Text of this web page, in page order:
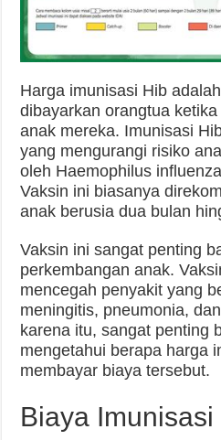
Harga imunisasi Hib
dibayarkan orangtua
anak mereka. Imunisasi
yang mengurangi risiko
oleh Haemophilus
Vaksin ini biasanya
anak berusia dua bulan
Vaksin ini sangat penting
perkembangan anak.
mencegah penyakit yang
meningitis, pneumonia,
karena itu, sangat penting
mengetahui berapa harga
membayar biaya tersebut.
Biaya Imunisasi